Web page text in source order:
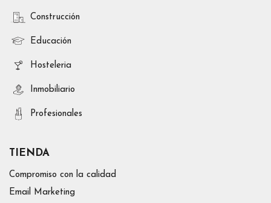
Construcción
Educación
Hosteleria
Inmobiliario
Profesionales
TIENDA
Compromiso con la calidad
Email Marketing